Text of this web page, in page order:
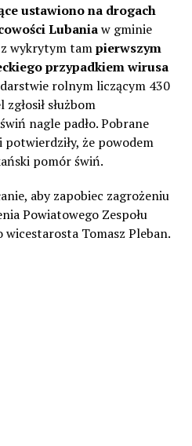
ustawiono na drogach
Lubaniaw gminie
wykrytym tampierwszym
przypadkiem wirusa
rolnym liczącym 430
służbom
nagle padło. Pobrane
że powodem
pomór świń.
aby zapobiec zagrożeniu
Powiatowego Zespołu
wicestarosta Tomasz Pleban.